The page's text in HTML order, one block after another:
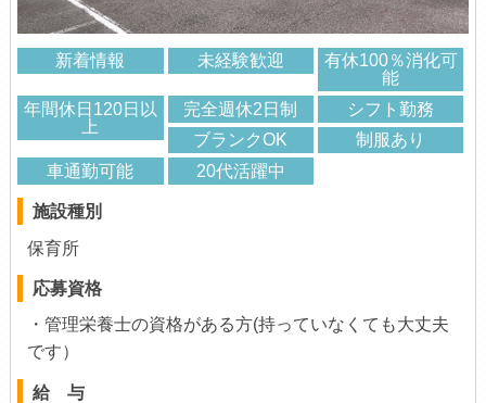
新着情報 未経験歓迎
有休100％消化可
能
年間休日120日以
上
完全週休2日制
シフト勤務
ブランクOK
制服あり
車通勤可能
20代活躍中
施設種別
保育所
応募資格
・管理栄養士の資格がある方(持っていなくても大丈夫
です）
給 与